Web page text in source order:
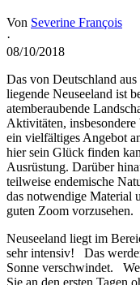
Von Severine François
·
08/10/2018
Das von Deutschland
liegende Neuseeland ist
atemberaubende
Aktivitäten,
ein vielfältiges Angebot
hier sein Glück finden
Ausrüstung. Darüber
teilweise endemische
das notwendige Material
guten Zoom vorzusehen.
Neuseeland liegt im
sehr intensiv! Das
Sonne verschwindet.